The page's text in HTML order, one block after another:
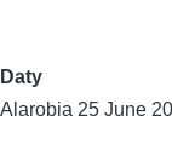
Daty
Alarobia 25 June